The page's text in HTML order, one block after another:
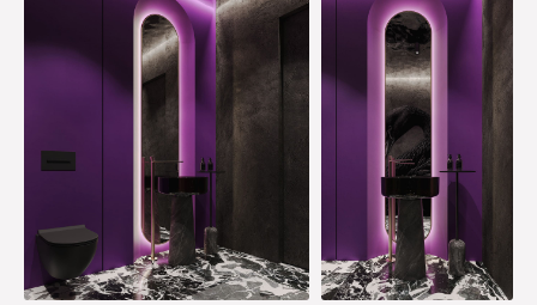
Для поставщиков (предложение
о сотрудничестве только сюда)
С реализацией мы работаем в Москве, Ярославле
и Санкт-Петербурге,
а дистанционные проекты делаем во всех точках
Пн-Пт - с 10:00 до 19:00
График работы компании
(сб-вс — по договоренности)
Разработка сайта
Политика конфиденциальности